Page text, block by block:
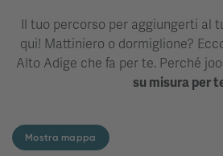
Il tuo percorso per aggiungerti al
qui! Mattiniero o dormiglione?
Alto Adige che fa per te. Perché
su misura per
Mostra mappa